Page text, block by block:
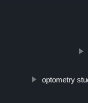
optometry